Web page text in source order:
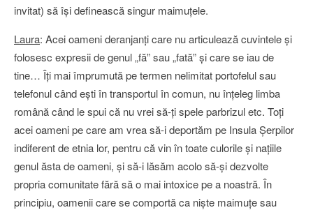
invitat) să îşi definească singur maimuţele.
Laura: Acei oameni deranjanţi care nu articulează cuvintele şi
folosesc expresii de genul „fă” sau „fată” şi care se iau de
tine… Îţi mai împrumută pe termen nelimitat portofelul sau
telefonul când eşti în transportul în comun, nu înţeleg limba
română când le spui că nu vrei să-ţi spele parbrizul etc. Toţi
acei oameni pe care am vrea să-i deportăm pe Insula Şerpilor
indiferent de etnia lor, pentru că vin în toate culorile şi naţiile
genul ăsta de oameni, şi să-i lăsăm acolo să-şi dezvolte
propria comunitate fără să o mai intoxice pe a noastră. În
principiu, oamenii care se comportă ca nişte maimuţe sau